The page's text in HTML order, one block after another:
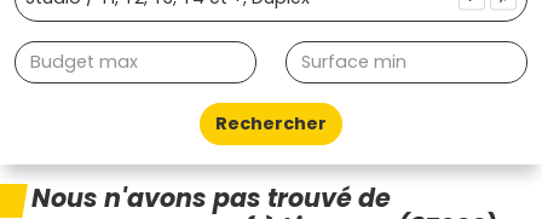
Rechercher
Nous n'avons pas trouvé de